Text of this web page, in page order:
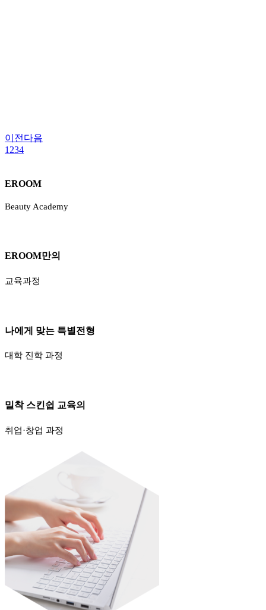
이전 다음
1 234
EROOM
Beauty Academy
EROOM만의
교육과정
나에게 맞는 특별전형
대학 진학 과정
밀착 스킨쉽 교육의
취업·창업 과정